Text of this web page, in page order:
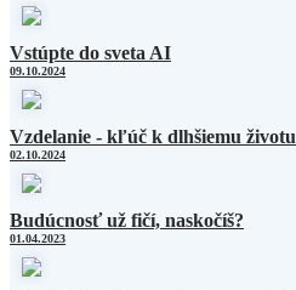
Vstúpte do sveta AI
09.10.2024
Vzdelanie - kľúč k dlhšiemu životu
02.10.2024
Budúcnosť už fičí, naskočíš?
01.04.2023